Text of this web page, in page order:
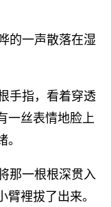
的一声散落在湿
手指，看着穿透
一丝表情地脸上
那一根根深贯入
裡拔了出来。